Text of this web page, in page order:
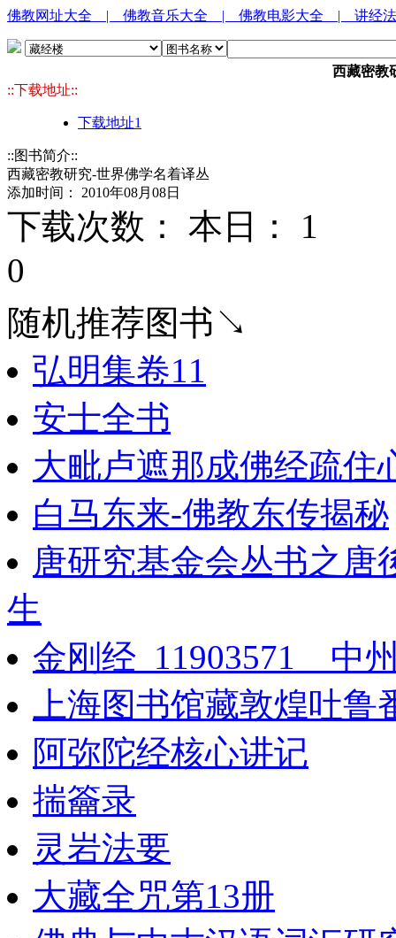
佛教网址大全 | 佛教音乐大全 | 佛教电影大全 | 讲经
西藏密教
::下载地址::
下载地址1
::图书简介::
西藏密教研究-世界佛学名着译丛
添加时间： 2010年08月08日
下载次数： 本日： 1
0
随机推荐图书↘
弘明集卷11
安士全书
大毗卢遮那成佛经疏住
白马东来-佛教东传揭秘
唐研究基金会丛书之唐
生
金刚经_11903571__中
上海图书馆藏敦煌吐鲁
阿弥陀经核心讲记
揣籥录
灵岩法要
大藏全咒第13册